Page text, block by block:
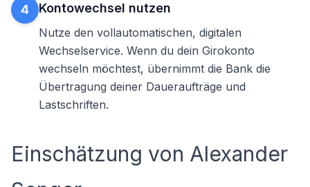
4 Kontowechsel nutzen
Nutze den vollautomatischen, digitalen
Wechselservice. Wenn du dein Girokonto
wechseln möchtest, übernimmt die Bank die
Übertragung deiner Daueraufträge und
Lastschriften.
Einschätzung von Alexander